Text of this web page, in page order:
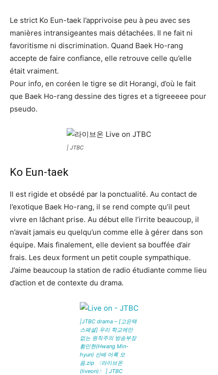
Le strict Ko Eun-taek l’apprivoise peu à peu avec ses
manières intransigeantes mais détachées. Il ne fait ni
favoritisme ni discrimination. Quand Baek Ho-rang
accepte de faire confiance, elle retrouve celle qu’elle
était vraiment.
Pour info, en coréen le tigre se dit Horangi, d’où le fait
que Baek Ho-rang dessine des tigres et a tigreeeee pour
pseudo.
| JTBC
Ko Eun-taek
Il est rigide et obsédé par la ponctualité. Au contact de
l’exotique Baek Ho-rang, il se rend compte qu’il peut
vivre en lâchant prise. Au début elle l’irrite beaucoup, il
n’avait jamais eu quelqu’un comme elle à gérer dans son
équipe. Mais finalement, elle devient sa bouffée d’air
frais. Les deux forment un petit couple sympathique.
J’aime beaucoup la station de radio étudiante comme lieu
d’action et de contexte du drama.
|JTBC drama – [고은택
스페셜] 우리 학교에만
없는 원칙주의 방송부장
황민현(Hwang Min-
hyun) 선배 어록 모
음.zip 〈라이브온
(liveon)〉 | JTBC